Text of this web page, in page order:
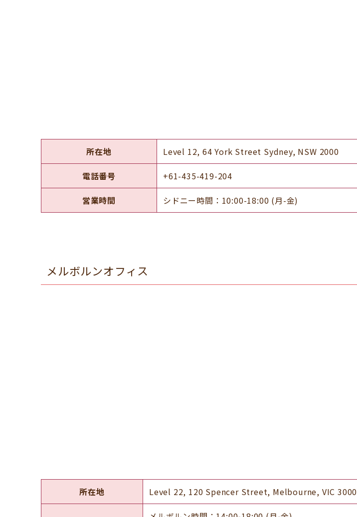
所在地 Level 12, 64 York Street Sydney, NSW 2000
電話番号 +61-435-419-204
営業時間 シドニー時間：10:00-18:00 (月-金)
メルボルンオフィス
所在地 Level 22, 120 Spencer Street, Melbourne, VIC 3000